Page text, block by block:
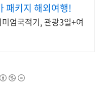
패키지 해외여행!
엄국적기, 관광3일+여